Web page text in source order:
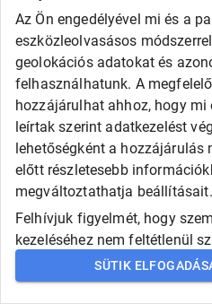
AUTÓGUMI
Az Ön engedélyével mi és a
eszközleolvasásos
geolokációs adatokat és
felhasználhatunk. A
hozzájárulhat ahhoz, hogy
leírtak szerint adatkezelést
lehetőségként a
előtt részletesebb
megváltoztathatja beállításait.
Felhívjuk figyelmét, hogy
kezeléséhez nem feltétlenül
hozzájárulása, de jogában áll
adatkezelés ellen. A
SÜTIK